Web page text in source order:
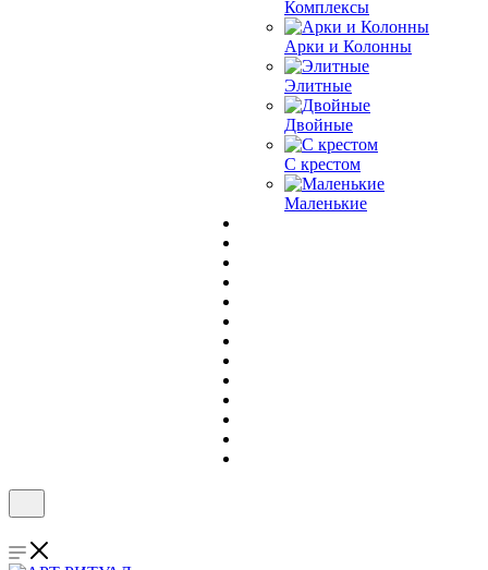
Комплексы
Арки и Колонны
Элитные
Двойные
С крестом
Маленькие